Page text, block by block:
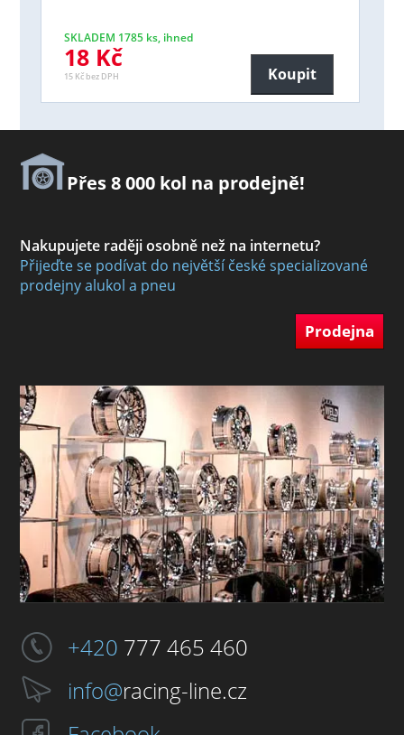
SKLADEM 1785 ks, ihned
18 Kč
15 Kč bez DPH Koupit
Přes 8 000 kol na prodejně!
Nakupujete raději osobně než na internetu?
Přijeďte se podívat do největší české specializované
prodejny alukol a pneu
Prodejna
+420 777 465 460
info@racing-line.cz